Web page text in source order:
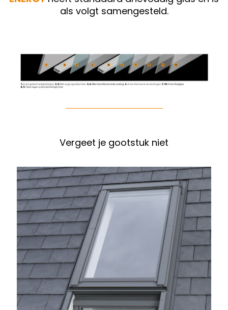
als volgt samengesteld.
Vergeet je gootstuk niet